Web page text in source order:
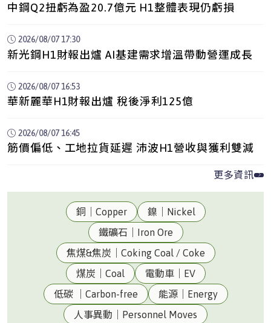
中鋼Q2扭虧為盈20.7億元 H1整體表現仍虧損
2026/08/07 17:30
新光鋼H1財報出爐 AI基建需求增溫帶動營運成長
2026/08/07 16:53
華新麗華H1財報出爐 稅後淨利125億
2026/08/07 16:45
筋價偏低、工地拉貨延遲 沛波H1營收與獲利雙減
更多資訊
銅｜Copper
鎳｜Nickel
鐵礦石｜Iron Ore
焦煤&焦炭｜Coking Coal / Coke
煤炭｜Coal
電動車｜EV
低碳 ｜Carbon-free
能源｜Energy
人事異動｜Personnel Moves